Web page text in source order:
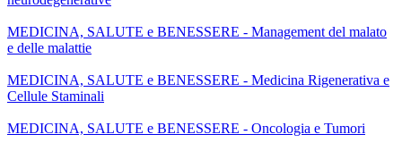
MEDICINA, SALUTE e BENESSERE - Management del malato
e delle malattie
MEDICINA, SALUTE e BENESSERE - Medicina Rigenerativa e
Cellule Staminali
MEDICINA, SALUTE e BENESSERE - Oncologia e Tumori